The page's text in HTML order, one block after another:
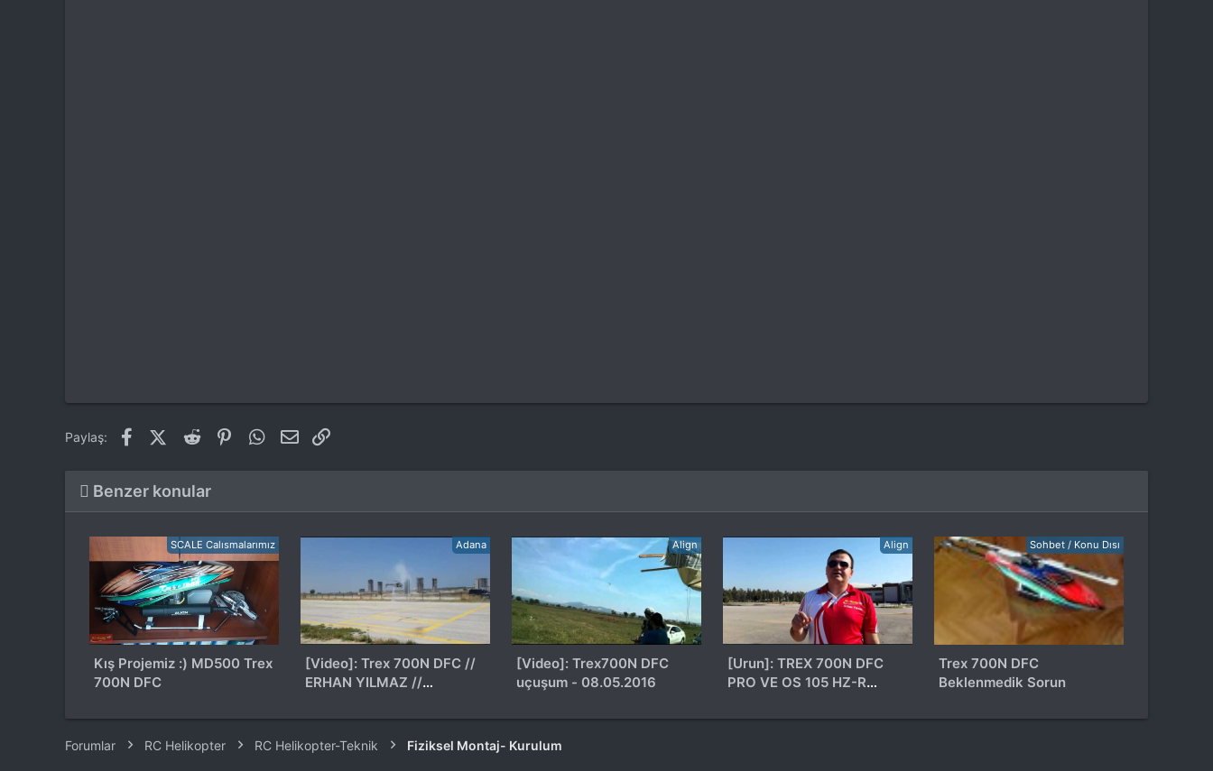
Paylaş: FacebookX (Twitter)
Reddit PinterestWhatsApp
E-posta
Benzer konular
SCALE Calısmalarımız
Kış Projemiz :) MD500 Trex
700N DFC
Adana
[Video]: Trex 700N DFC //
ERHAN YILMAZ //
Align
[Video]: Trex700N DFC
uçuşum - 08.05.2016
Align
[Urun]: TREX 700N DFC
PRO VE OS 105 HZ-R
İNCELEMESİ
Sohbet / Konu Dısı
Trex 700N DFC
Beklenmedik Sorun
Forumlar RC Helikopter RC Helikopter-Teknik Fiziksel Montaj- Kurulum